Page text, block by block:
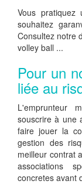
Vous pratiquez
souhaitez
Consultez notre
volley ball ...
Pour un
liée au
L'emprunteur
souscrire à une
faire jouer la
gestion des
meilleur contrat
associations
concretes avant